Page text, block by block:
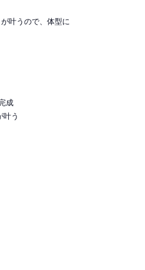
叶うので、体型に
成
叶う